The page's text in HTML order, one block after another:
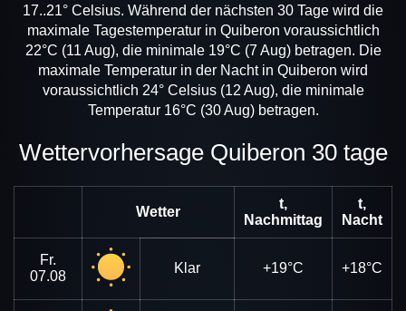
17..21° Celsius. Während der nächsten 30 Tage wird die
maximale Tagestemperatur in Quiberon voraussichtlich
22°C (11 Aug), die minimale 19°C (7 Aug) betragen. Die
maximale Temperatur in der Nacht in Quiberon wird
voraussichtlich 24° Celsius (12 Aug), die minimale
Temperatur 16°C (30 Aug) betragen.
Wettervorhersage Quiberon 30 tage
Wetter
t,
Nachmittag
t,
Nacht
Fr.
07.08
Klar +19°C +18°C